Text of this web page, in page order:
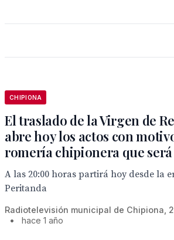
CHIPIONA
El traslado de la Virgen de
abre hoy los actos con
romería chipionera que
A las 20:00 horas partirá hoy desde la
Peritanda
Radiotelevisión municipal de Chipiona,
•
hace 1 año